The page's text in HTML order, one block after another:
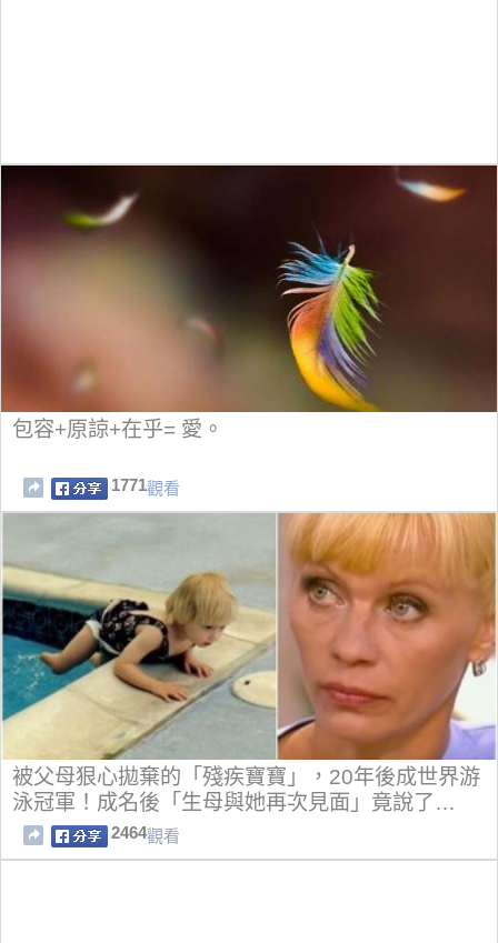
包容+原諒+在乎= 愛。
1771觀看
被父母狠心拋棄的「殘疾寶寶」，20年後成世界游
泳冠軍！成名後「生母與她再次見面」竟說了…
2464觀看